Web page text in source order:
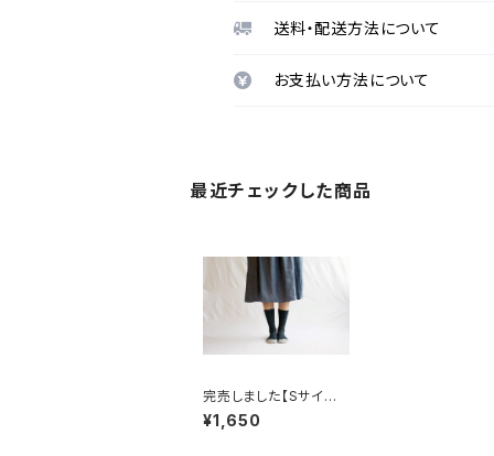
送料・配送方法について
お支払い方法について
最近チェックした商品
完売しました【Sサイズ】
リスペクトコットンリブ
ソックス / NISHIGUCH
¥1,650